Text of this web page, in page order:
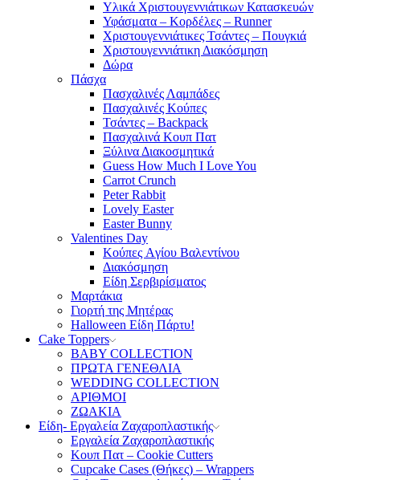
Υλικά Χριστουγεννιάτικων Κατασκευών
Υφάσματα – Κορδέλες – Runner
Χριστουγεννιάτικες Τσάντες – Πουγκιά
Χριστουγεννιάτικη Διακόσμηση
Δώρα
Πάσχα
Πασχαλινές Λαμπάδες
Πασχαλινές Κούπες
Τσάντες – Backpack
Πασχαλινά Κουπ Πατ
Ξύλινα Διακοσμητικά
Guess How Much I Love You
Carrot Crunch
Peter Rabbit
Lovely Easter
Easter Bunny
Valentines Day
Κούπες Aγίου Βαλεντίνου
Διακόσμηση
Είδη Σερβιρίσματος
Μαρτάκια
Γιορτή της Μητέρας
Halloween Είδη Πάρτυ!
Cake Toppers
BABY COLLECTION
ΠΡΩΤΑ ΓΕΝΕΘΛΙΑ
WEDDING COLLECTION
ΑΡΙΘΜΟΙ
ΖΩΑΚΙΑ
Είδη- Εργαλεία Ζαχαροπλαστικής
Εργαλεία Ζαχαροπλαστικής
Κουπ Πατ – Cookie Cutters
Cupcake Cases (Θήκες) – Wrappers